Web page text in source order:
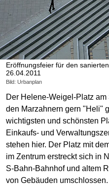
Eröffnungsfeier für den
26.04.2011
Bild: Urbanplan
Der Helene-Weigel-Platz
den Marzahnern gern "Heli"
wichtigsten und schönsten
Einkaufs- und
stehen hier. Der Platz mit
im Zentrum erstreckt sich in
S-Bahn-Bahnhof und altem
von Gebäuden